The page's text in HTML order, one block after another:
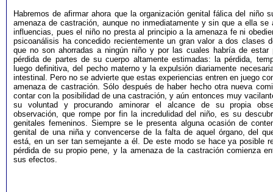
Habremos de afirmar ahora que la organización genital fálica del niño
amenaza de castración, aunque no inmediatamente y sin que a ella se
influencias, pues el niño no presta al principio a la amenaza fe ni
psicoanálisis ha concedido recientemente un gran valor a dos clases
que no son ahorradas a ningún niño y por las cuales habría de estar
pérdida de partes de su cuerpo altamente estimadas: la pérdida,
luego definitiva, del pecho materno y la expulsión diariamente
intestinal. Pero no se advierte que estas experiencias entren en juego
amenaza de castración. Sólo después de haber hecho otra nueva
contar con la posibilidad de una castración, y aún entonces muy
su voluntad y procurando aminorar el alcance de su propia
observación, que rompe por fin la incredulidad del niño, es su
genitales femeninos. Siempre se le presenta alguna ocasión de
genital de una niña y convencerse de la falta de aquel órgano, del
está, en un ser tan semejante a él. De este modo se hace ya posible
pérdida de su propio pene, y la amenaza de la castración comienza
sus efectos.